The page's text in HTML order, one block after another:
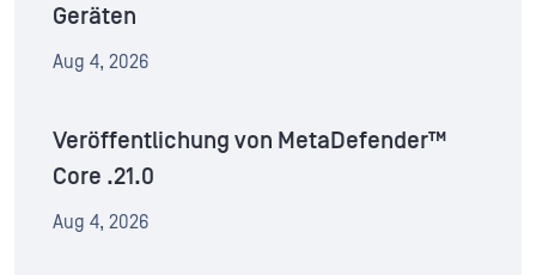
Geräten
Aug 4, 2026
Veröffentlichung von MetaDefender™
Core .21.0
Aug 4, 2026